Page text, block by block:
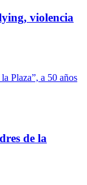
violencia
de la